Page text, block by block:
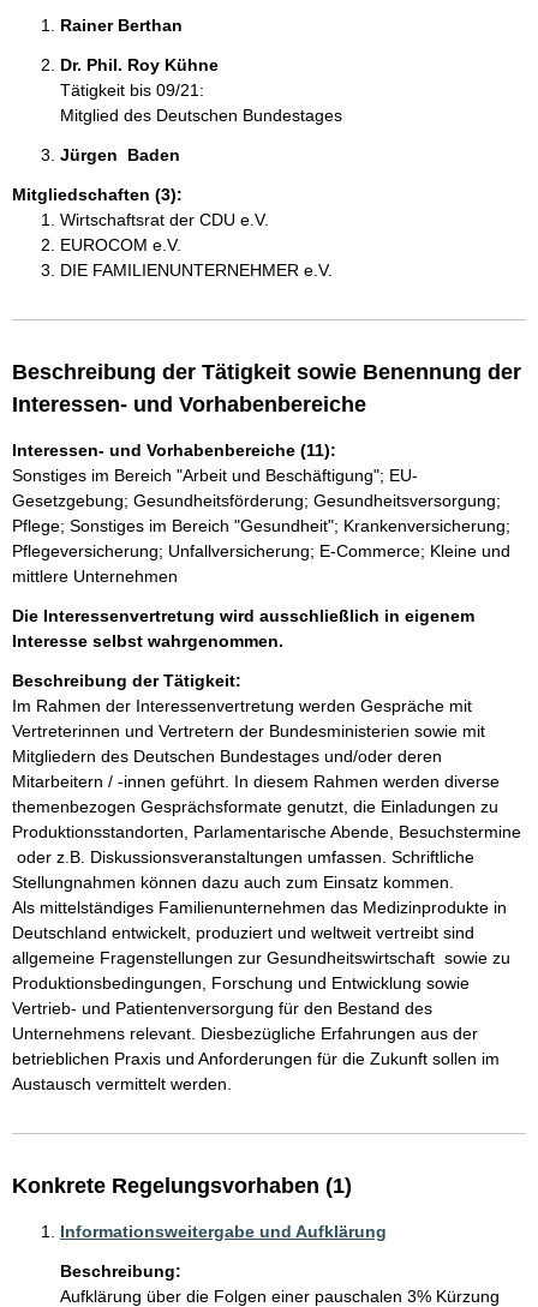
Rainer Berthan
Dr. Phil. Roy Kühne
Tätigkeit bis 09/21:
Mitglied des Deutschen Bundestages
Jürgen  Baden
Mitgliedschaften (3):
Wirtschaftsrat der CDU e.V.
EUROCOM e.V.
DIE FAMILIENUNTERNEHMER e.V.
Beschreibung der Tätigkeit sowie Benennung der
Interessen- und Vorhabenbereiche
Interessen- und Vorhabenbereiche (11):
Sonstiges im Bereich "Arbeit und Beschäftigung"; EU-
Gesetzgebung; Gesundheitsförderung; Gesundheitsversorgung;
Pflege; Sonstiges im Bereich "Gesundheit"; Krankenversicherung;
Pflegeversicherung; Unfallversicherung; E-Commerce; Kleine und
mittlere Unternehmen
Die Interessenvertretung wird ausschließlich in eigenem
Interesse selbst wahrgenommen.
Beschreibung der Tätigkeit:
Im Rahmen der Interessenvertretung werden Gespräche mit
Vertreterinnen und Vertretern der Bundesministerien sowie mit
Mitgliedern des Deutschen Bundestages und/oder deren
Mitarbeitern / -innen geführt. In diesem Rahmen werden diverse
themenbezogen Gesprächsformate genutzt, die Einladungen zu
Produktionsstandorten, Parlamentarische Abende, Besuchstermine
oder z.B. Diskussionsveranstaltungen umfassen. Schriftliche
Stellungnahmen können dazu auch zum Einsatz kommen.
Als mittelständiges Familienunternehmen das Medizinprodukte in
Deutschland entwickelt, produziert und weltweit vertreibt sind
allgemeine Fragenstellungen zur Gesundheitswirtschaft  sowie zu
Produktionsbedingungen, Forschung und Entwicklung sowie
Vertrieb- und Patientenversorgung für den Bestand des
Unternehmens relevant. Diesbezügliche Erfahrungen aus der
betrieblichen Praxis und Anforderungen für die Zukunft sollen im
Konkrete Regelungsvorhaben (1)
Informationsweitergabe und Aufklärung
Beschreibung:
Aufklärung über die Folgen einer pauschalen 3% Kürzung